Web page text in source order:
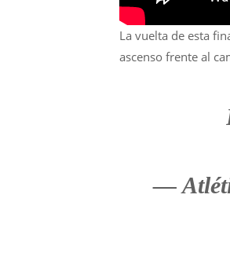
La vuelta de esta
ascenso frente al
—